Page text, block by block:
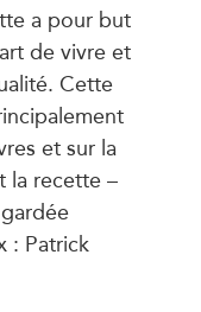
a pour but
de vivre et
Cette
et sur la
recette –
: Patrick